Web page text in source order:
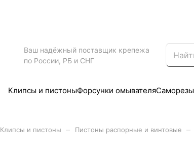
Ваш надёжный поставщик крепежа
по России, РБ и СНГ
Клипсы и пистоныФорсунки омывателяСаморезы
Клипсы и пистоны Пистоны распорные и винтовые